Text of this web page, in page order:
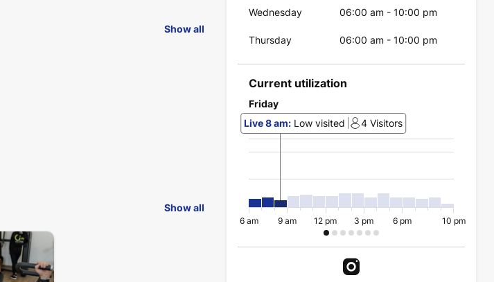
Show all
Show all
Wednesday 06:00 am -10:00 pm
Thursday 06:00 am -10:00 pm
Current utilization
Friday
Live 8 am: Low visited 4 Visitors
6 am 9 am 12 pm 3 pm 6 pm 10 pm